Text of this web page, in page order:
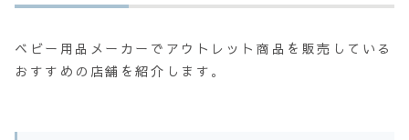
ベビー用品メーカーでアウトレット商品を販売している
おすすめの店舗を紹介します。